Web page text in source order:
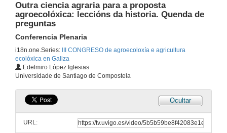
Outra ciencia agraria para a proposta
agroecolóxica: leccións da historia. Quenda de
preguntas
Conferencia Plenaria
i18n.one.Series:
III CONGRESO de agroecoloxía e agricultura
ecolóxica en Galiza
Edelmiro López Iglesias
Universidade de Santiago de Compostela
Ocultar
URL:
Potencial de nabizas e grelos na agricultura ecolóxica: uso das variedades locais.
24 de xuño de 2010
Sesión 8
24 de xuño de 2010